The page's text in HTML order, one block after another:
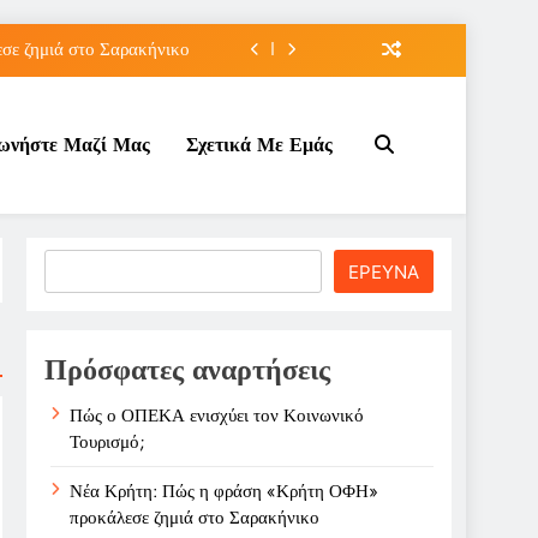
ζημιά στο Σαρακήνικο
πετρελαίου στο ;
ζημιά στο Σαρακήνικο
της για την καριέρα;
Μαζί Μας Σχετικά Με Εμάς
ΕΡΕΥΝΑ
Πρόσφατες αναρτήσεις
Πώς ο ΟΠΕΚΑ ενισχύει τον Κοινωνικό
Τουρισμό;
Νέα Κρήτη: Πώς η φράση «Κρήτη ΟΦΗ»
προκάλεσε ζημιά στο Σαρακήνικο